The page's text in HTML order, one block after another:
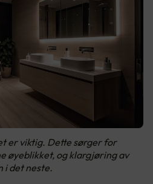
er viktig. Dette sørger for
øyeblikket, og klargjøring av
i det neste.